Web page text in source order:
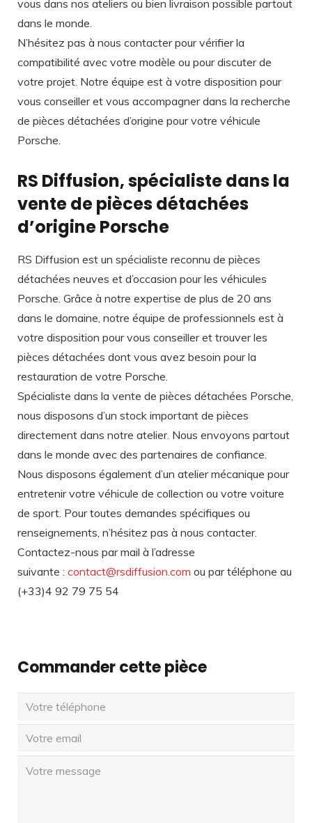
vous dans nos ateliers ou bien livraison possible partout
dans le monde.
N’hésitez pas à nous contacter pour vérifier la
compatibilité avec votre modèle ou pour discuter de
votre projet. Notre équipe est à votre disposition pour
vous conseiller et vous accompagner dans la recherche
de pièces détachées d’origine pour votre véhicule
Porsche.
RS Diffusion, spécialiste dans la
vente de pièces détachées
d’origine Porsche
RS Diffusion est un spécialiste reconnu de pièces
détachées neuves et d’occasion pour les véhicules
Porsche. Grâce à notre expertise de plus de 20 ans
dans le domaine, notre équipe de professionnels est à
votre disposition pour vous conseiller et trouver les
pièces détachées dont vous avez besoin pour la
restauration de votre Porsche.
Spécialiste dans la vente de pièces détachées Porsche,
nous disposons d’un stock important de pièces
directement dans notre atelier. Nous envoyons partout
dans le monde avec des partenaires de confiance.
Nous disposons également d’un atelier mécanique pour
entretenir votre véhicule de collection ou votre voiture
de sport. Pour toutes demandes spécifiques ou
renseignements, n’hésitez pas à nous contacter.
Contactez-nous par mail à l’adresse
suivante : contact@rsdiffusion.com ou par téléphone au
(+33)4 92 79 75 54
Commander cette pièce